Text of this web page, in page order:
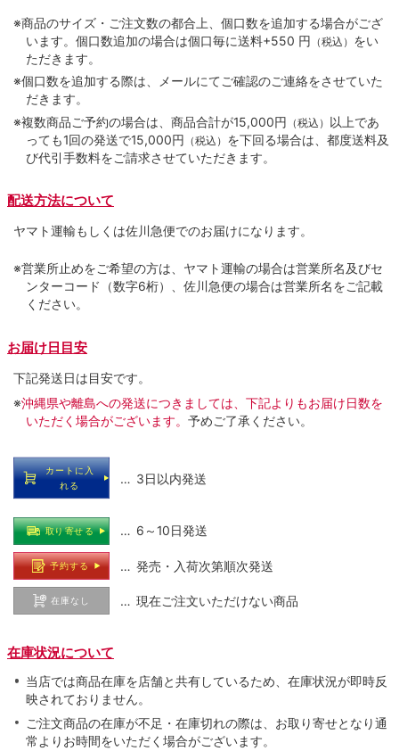
※商品のサイズ・ご注文数の都合上、個口数を追加する場合がござ
います。個口数追加の場合は個口毎に送料+550 円 （税込） をい
ただきます。
※個口数を追加する際は、メールにてご確認のご連絡をさせていた
だきます。
※複数商品ご予約の場合は、商品合計が15,000円 （税込） 以上であ
っても1回の発送で15,000円 （税込） を下回る場合は、都度送料及
び代引手数料をご請求させていただきます。
配送方法について
ヤマト運輸もしくは佐川急便でのお届けになります。
※営業所止めをご希望の方は、ヤマト運輸の場合は営業所名及びセ
ンターコード（数字6桁）、佐川急便の場合は営業所名をご記載
ください。
お届け日目安
下記発送日は目安です。
※沖縄県や離島への発送につきましては、下記よりもお届け日数を
いただく場合がございます。 予めご了承ください。
カートに入
れる
… 3日以内発送
取り寄せる … 6～10日発送
予約する … 発売・入荷次第順次発送
在庫なし … 現在ご注文いただけない商品
在庫状況について
当店では商品在庫を店舗と共有しているため、在庫状況が即時反
映されておりません。
ご注文商品の在庫が不足・在庫切れの際は、お取り寄せとなり通
常よりお時間をいただく場合がございます。